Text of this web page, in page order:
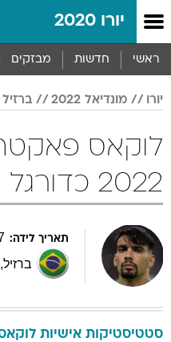
יורו 2020
ראשי חדשות מבזקים
יורו מונדיאל 2022 ברזיל
לוקאס
2022 כדורגל
תאריך לידה:
ברזיל,
סטטיסטיקות אישיות